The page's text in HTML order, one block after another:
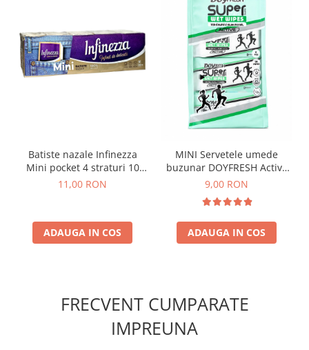
Batiste nazale Infinezza
Mini pocket 4 straturi 10
pachete/set
11,00 RON
ADAUGA IN COS
MINI Servetele umede
buzunar DOYFRESH Active
Antiperspirant – 8 pachete
9,00 RON
ADAUGA IN COS
FRECVENT CUMPARATE
IMPREUNA